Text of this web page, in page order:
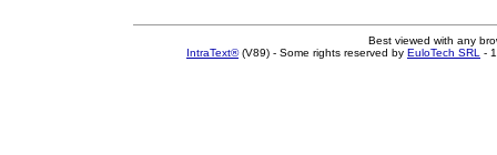
Best viewed with any
IntraText®(V89) - Some rights reserved by EuloTech SRL -